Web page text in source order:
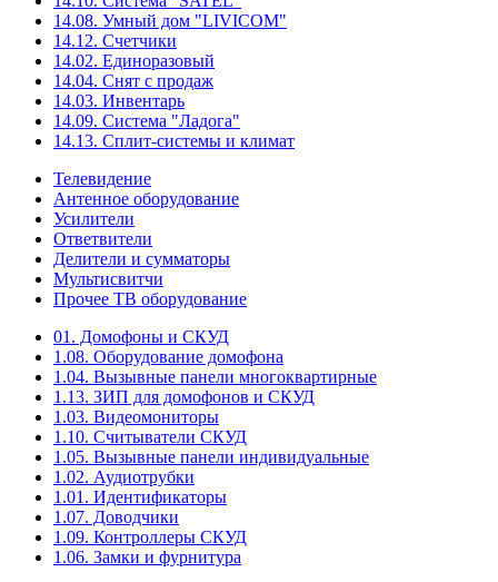
14.08. Умный дом "LIVICOM"
14.12. Счетчики
14.02. Единоразовый
14.04. Снят с продаж
14.03. Инвентарь
14.09. Система "Ладога"
14.13. Сплит-системы и климат
Телевидение
Антенное оборудование
Усилители
Ответвители
Делители и сумматоры
Мультисвитчи
Прочее ТВ оборудование
01. Домофоны и СКУД
1.08. Оборудование домофона
1.04. Вызывные панели многоквартирные
1.13. ЗИП для домофонов и СКУД
1.03. Видеомониторы
1.10. Считыватели СКУД
1.05. Вызывные панели индивидуальные
1.02. Аудиотрубки
1.01. Идентификаторы
1.07. Доводчики
1.09. Контроллеры СКУД
1.06. Замки и фурнитура